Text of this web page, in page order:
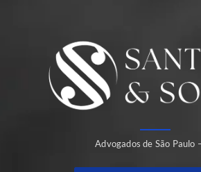
Advogados de São Paulo